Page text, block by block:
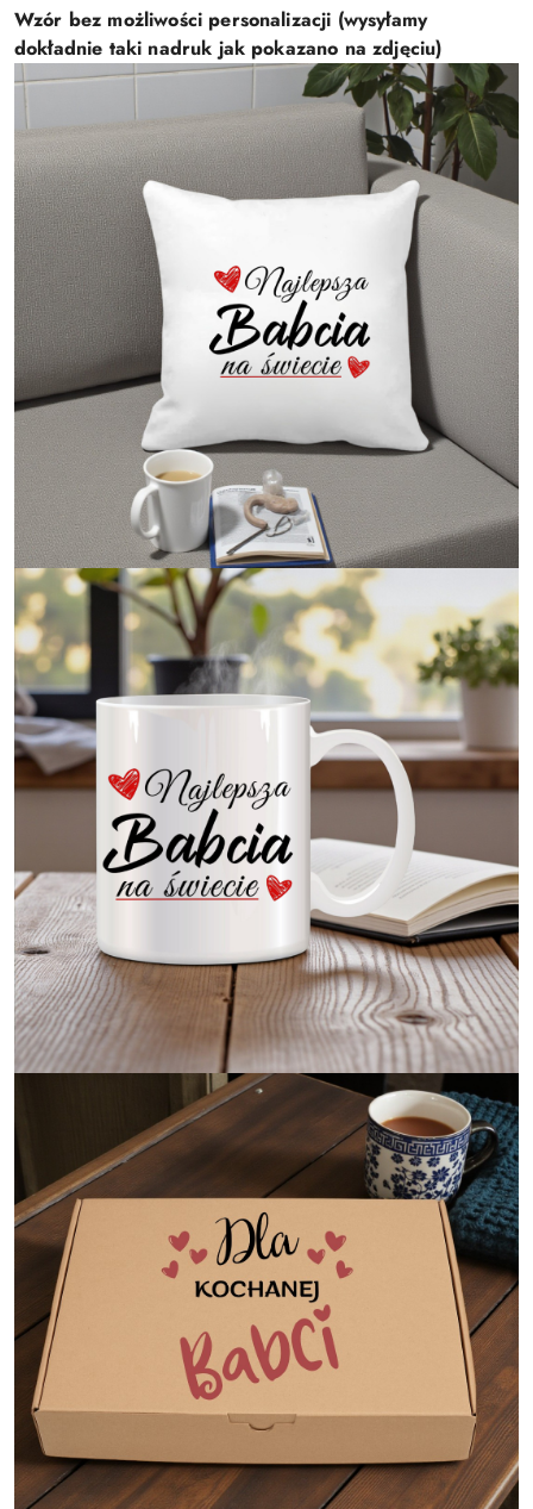
Wzór bez możliwości personalizacji (wysyłamy
dokładnie taki nadruk jak pokazano na zdjęciu)